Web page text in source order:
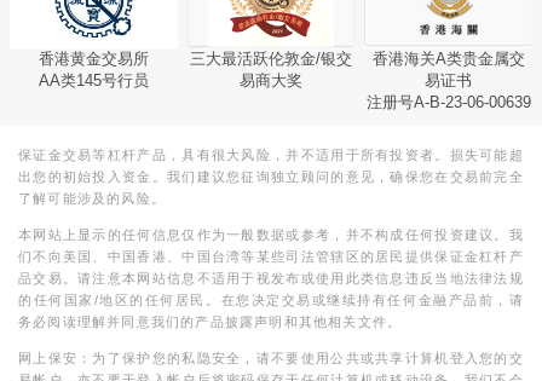
香港黄金交易所
AA类145号行员
三大最活跃伦敦金/银交
易商大奖
香港海关A类贵金属交
易证书
注册号A-B-23-06-00639
保证金交易等杠杆产品，具有很大风险，并不适用于所有投资者。损失可能超
出您的初始投入资金。我们建议您征询独立顾问的意见，确保您在交易前完全
了解可能涉及的风险。
本网站上显示的任何信息仅作为一般数据或参考，并不构成任何投资建议。我
们不向美国、中国香港、中国台湾等某些司法管辖区的居民提供保证金杠杆产
品交易。请注意本网站信息不适用于视发布或使用此类信息违反当地法律法规
的任何国家/地区的任何居民。在您决定交易或继续持有任何金融产品前，请
务必阅读理解并同意我们的产品披露声明和其他相关文件。
网上保安：为了保护您的私隐安全，请不要使用公共或共享计算机登入您的交